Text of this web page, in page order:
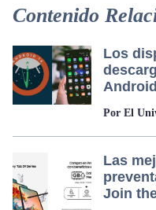
Contenido
Los
Por El
Las
Join